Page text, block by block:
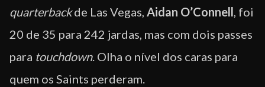
quarterbackde Las Vegas, Aidan O’Connell, foi
20 de 35 para 242 jardas, mas com dois passes
para touchdown. Olha o nível dos caras para
quem os Saints perderam.